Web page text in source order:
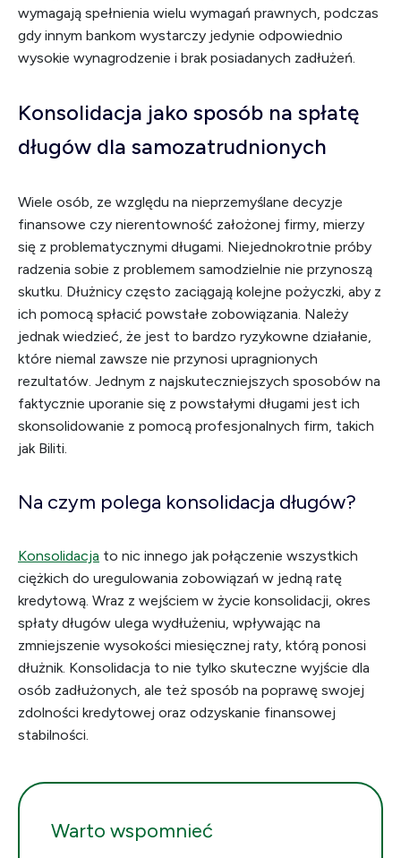
wymagają spełnienia wielu wymagań prawnych, podczas
gdy innym bankom wystarczy jedynie odpowiednio
wysokie wynagrodzenie i brak posiadanych zadłużeń.
Konsolidacja jako sposób na spłatę
długów dla samozatrudnionych
Wiele osób, ze względu na nieprzemyślane decyzje
finansowe czy nierentowność założonej firmy, mierzy
się z problematycznymi długami. Niejednokrotnie próby
radzenia sobie z problemem samodzielnie nie przynoszą
skutku. Dłużnicy często zaciągają kolejne pożyczki, aby z
ich pomocą spłacić powstałe zobowiązania. Należy
jednak wiedzieć, że jest to bardzo ryzykowne działanie,
które niemal zawsze nie przynosi upragnionych
rezultatów. Jednym z najskuteczniejszych sposobów na
faktycznie uporanie się z powstałymi długami jest ich
skonsolidowanie z pomocą profesjonalnych firm, takich
jak Biliti.
Na czym polega konsolidacja długów?
Konsolidacja to nic innego jak połączenie wszystkich
ciężkich do uregulowania zobowiązań w jedną ratę
kredytową. Wraz z wejściem w życie konsolidacji, okres
spłaty długów ulega wydłużeniu, wpływając na
zmniejszenie wysokości miesięcznej raty, którą ponosi
dłużnik. Konsolidacja to nie tylko skuteczne wyjście dla
osób zadłużonych, ale też sposób na poprawę swojej
zdolności kredytowej oraz odzyskanie finansowej
stabilności.
Warto wspomnieć